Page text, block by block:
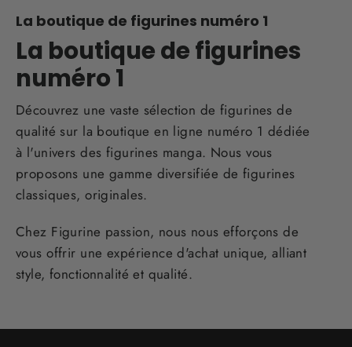
La boutique de figurines numéro 1
La boutique de figurines
numéro 1
Découvrez une vaste sélection de figurines de
qualité sur la boutique en ligne numéro 1 dédiée
à l'univers des figurines manga. Nous vous
proposons une gamme diversifiée de figurines
classiques, originales.
Chez Figurine passion, nous nous efforçons de
vous offrir une expérience d'achat unique, alliant
style, fonctionnalité et qualité.